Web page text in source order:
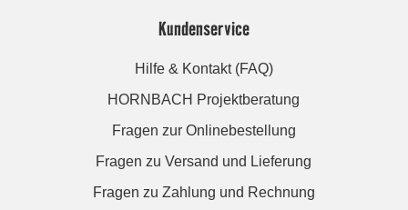
Kundenservice
Hilfe & Kontakt (FAQ)
HORNBACH Projektberatung
Fragen zur Onlinebestellung
Fragen zu Versand und Lieferung
Fragen zu Zahlung und Rechnung